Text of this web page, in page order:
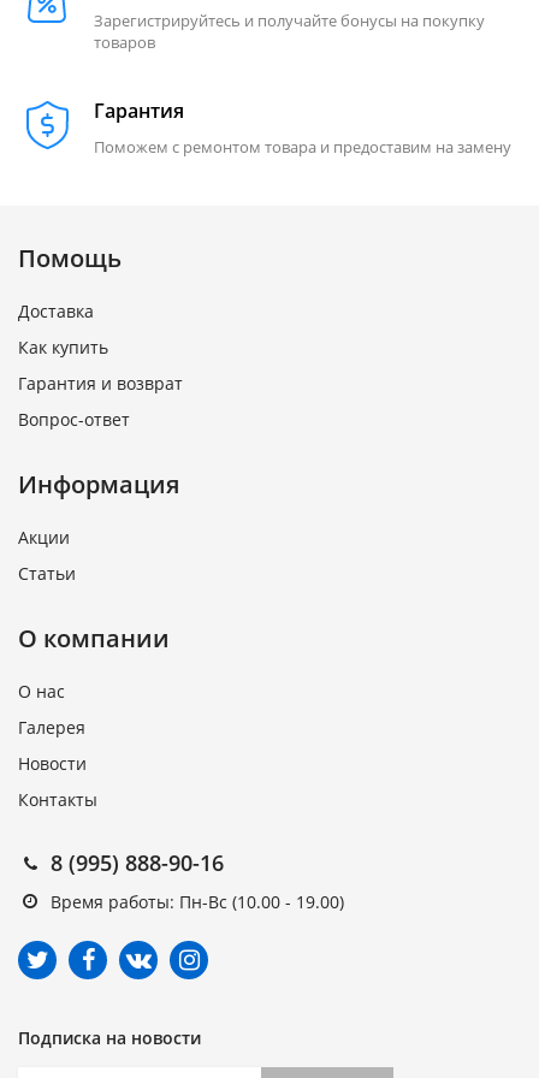
Зарегистрируйтесь и получайте бонусы на покупку
товаров
Гарантия
Поможем с ремонтом товара и предоставим на замену
Помощь
Доставка
Как купить
Гарантия и возврат
Вопрос-ответ
Информация
Акции
Статьи
О компании
О нас
Галерея
Новости
Контакты
8 (995) 888-90-16
Время работы: Пн-Вс (10.00 - 19.00)
Подписка на новости